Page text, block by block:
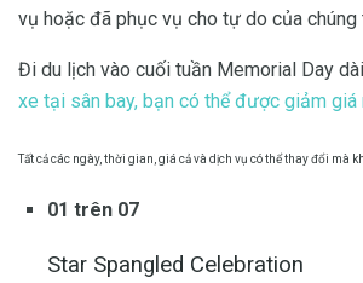
vụ hoặc đã phục vụ cho tự do của chúng
Đi du lịch vào cuối tuần Memorial Day
xe tại sân bay, bạn có thể được giảm
Tất cả các ngày, thời gian, giá cả và dịch vụ có thể thay đổi mà
01 trên 07
Star Spangled Celebration